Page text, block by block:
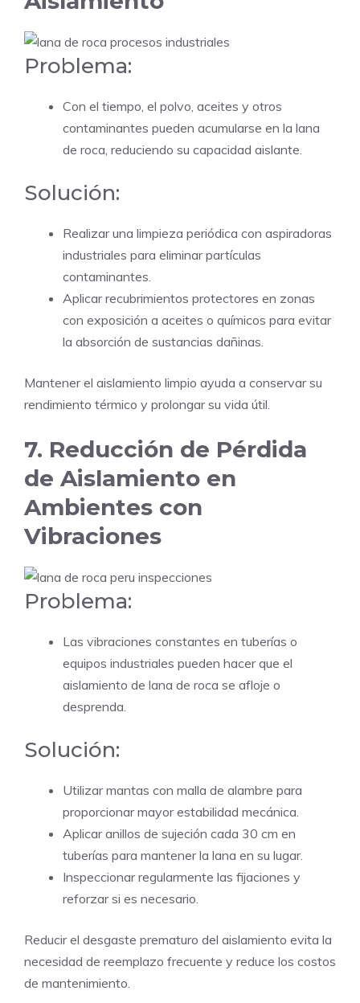
Problema:
Con el tiempo, el polvo, aceites y otros
contaminantes pueden acumularse en la lana
de roca, reduciendo su capacidad aislante.
Solución:
Realizar una limpieza periódica con aspiradoras
industriales para eliminar partículas
contaminantes.
Aplicar recubrimientos protectores en zonas
con exposición a aceites o químicos para evitar
la absorción de sustancias dañinas.
Mantener el aislamiento limpio ayuda a conservar su
rendimiento térmico y prolongar su vida útil.
7. Reducción de Pérdida
de Aislamiento en
Ambientes con
Vibraciones
Problema:
Las vibraciones constantes en tuberías o
equipos industriales pueden hacer que el
aislamiento de lana de roca se afloje o
desprenda.
Solución:
Utilizar mantas con malla de alambre para
proporcionar mayor estabilidad mecánica.
Aplicar anillos de sujeción cada 30 cm en
tuberías para mantener la lana en su lugar.
Inspeccionar regularmente las fijaciones y
reforzar si es necesario.
Reducir el desgaste prematuro del aislamiento evita la
necesidad de reemplazo frecuente y reduce los costos
de mantenimiento.